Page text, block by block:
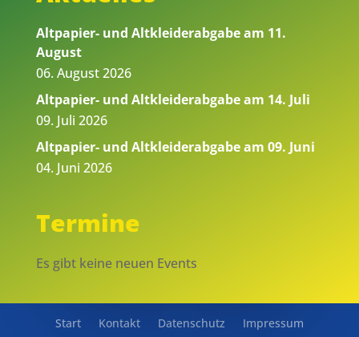
Altpapier- und Altkleiderabgabe am 11.
August
06. August 2026
Altpapier- und Altkleiderabgabe am 14. Juli
09. Juli 2026
Altpapier- und Altkleiderabgabe am 09. Juni
04. Juni 2026
Termine
Es gibt keine neuen Events
Start Kontakt Datenschutz Impressum